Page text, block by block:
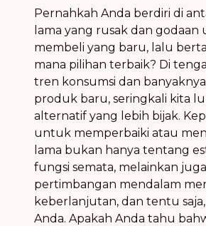
Pernahkah Anda berdiri di
lama yang rusak dan godaan
membeli yang baru, lalu
mana pilihan terbaik? Di
tren konsumsi dan
produk baru, seringkali kita
alternatif yang lebih bijak.
untuk memperbaiki atau
lama bukan hanya tentang
fungsi semata, melainkan
pertimbangan mendalam
keberlanjutan, dan tentu
Anda. Apakah Anda tahu